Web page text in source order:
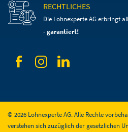
RECHTLICHES
Die Lohnexperte AG erbringt
-garantiert!
© 2026 Lohnexperte AG. Alle Rechte
verstehen sich zuzüglich der gesetzlichen